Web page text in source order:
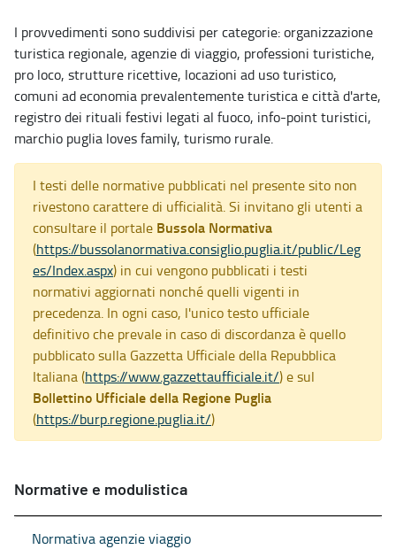
I provvedimenti sono suddivisi per categorie: organizzazione
turistica regionale, agenzie di viaggio, professioni turistiche,
pro loco, strutture ricettive, locazioni ad uso turistico,
comuni ad economia prevalentemente turistica e città d'arte,
registro dei rituali festivi legati al fuoco, info-point turistici,
marchio puglia loves family, turismo rurale.
I testi delle normative pubblicati nel presente sito non
rivestono carattere di ufficialità. Si invitano gli utenti a
consultare il portale Bussola Normativa
(https://bussolanormativa.consiglio.puglia.it/public/Leg
es/Index.aspx) in cui vengono pubblicati i testi
normativi aggiornati nonché quelli vigenti in
precedenza. In ogni caso, l'unico testo ufficiale
definitivo che prevale in caso di discordanza è quello
pubblicato sulla Gazzetta Ufficiale della Repubblica
Italiana (https://www.gazzettaufficiale.it/) e sul
Bollettino Ufficiale della Regione Puglia
(https://burp.regione.puglia.it/)
Normative e modulistica
Normativa agenzie viaggio